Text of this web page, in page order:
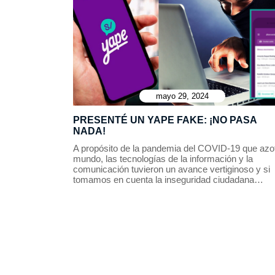
mayo 29, 2024
PRESENTÉ UN YAPE FAKE: ¡NO PASA
NADA!
A propósito de la pandemia del COVID-19 que
mundo, las tecnologías de la información y la
comunicación tuvieron un avance vertiginoso y si
tomamos en cuenta la inseguridad ciudadana…